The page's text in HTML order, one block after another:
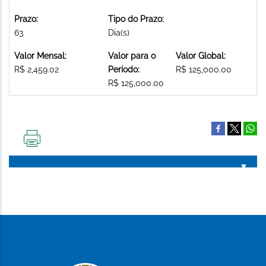
Prazo:
63
Tipo do Prazo:
Dia(s)
Valor Mensal:
R$ 2,459.02
Valor para o
Período:
R$ 125,000.00
Valor Global:
R$ 125,000.00
PÁGINA